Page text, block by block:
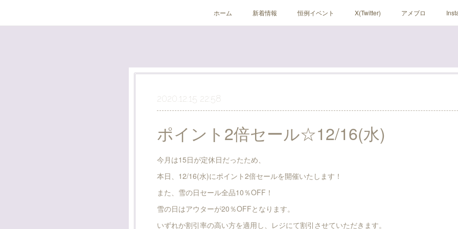
ホーム 新着情報 恒例イベント X(Twitter) アメブロ
2020.12.15 22:58
ポイント2倍セール☆12/16(水)
今月は15日が定休日だったため、
本日、12/16(水)にポイント2倍セールを開催いたします！
また、雪の日セール全品10％OFF！
雪の日はアウターが20％OFFとなります。
いずれか割引率の高い方を適用し、レジにて割引させていただきます。